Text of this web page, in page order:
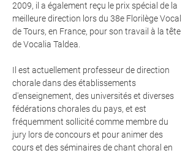
2009, il a également reçu le prix spécial de la
meilleure direction lors du 38e Florilège Vocal
de Tours, en France, pour son travail à la tête
de Vocalia Taldea.
Il est actuellement professeur de direction
chorale dans des établissements
d'enseignement, des universités et diverses
fédérations chorales du pays, et est
fréquemment sollicité comme membre du
jury lors de concours et pour animer des
cours et des séminaires de chant choral en